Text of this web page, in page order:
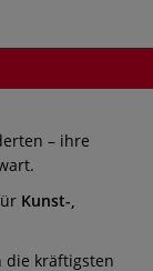
– ihre
Kunst-,
die kräftigsten